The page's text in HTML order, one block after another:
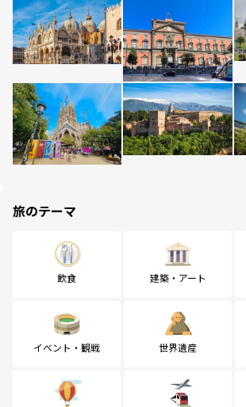
旅のテーマ
飲食 建築・アート
イベント・観戦 世界遺産